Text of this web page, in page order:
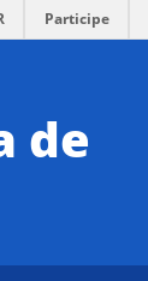
Participe
de